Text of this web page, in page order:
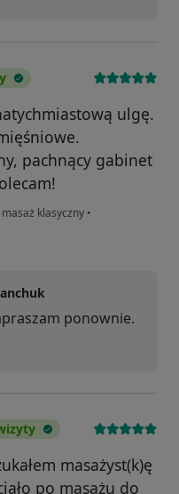
ulgę.
pachnący gabinet
masaż klasyczny •
ponownie.
masażyst(k)ę
po masażu do